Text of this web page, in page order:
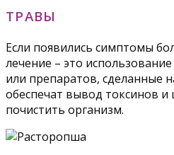
ТРАВЫ
Если появились симптомы
лечение – это
или препаратов, сделанные
обеспечат вывод токсинов
почистить организм.